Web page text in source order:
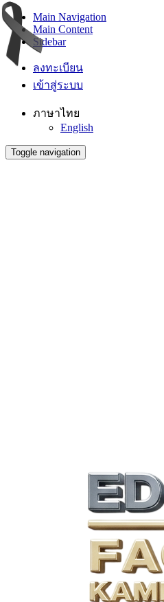
Main Navigation
Main Content
Sidebar
ลงทะเบียน
เข้าสู่ระบบ
ภาษาไทย
English
Toggle navigation